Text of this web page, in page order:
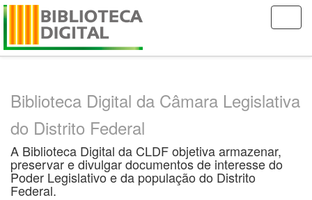
Skip
Biblioteca Digital da Câmara Legislativa
do Distrito Federal
A Biblioteca Digital da CLDF objetiva armazenar,
preservar e divulgar documentos de interesse do
Poder Legislativo e da população do Distrito
Federal.